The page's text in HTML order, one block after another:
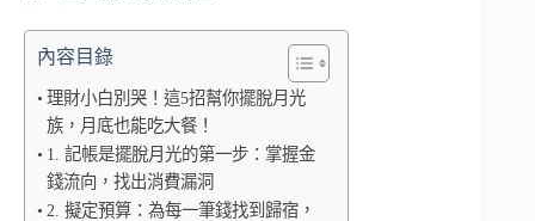
內容目錄
理財小白別哭！這5招幫你擺脫月光
族，月底也能吃大餐！
1. 記帳是擺脫月光的第一步：掌握金
錢流向，找出消費漏洞
2. 擬定預算：為每一筆錢找到歸宿，